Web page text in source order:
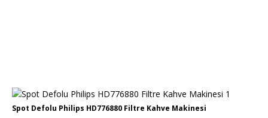
Spot Defolu Philips HD776880 Filtre Kahve Makinesi